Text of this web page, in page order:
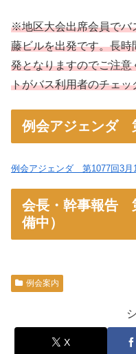
※地区大会出席会員でバ
藤ビルを出発です。長
発となりますのでご注
トがバス利用者のチェッ
例会アジェンダ
例会アジェンダ 第1077回3月
会長・幹事報告
備中）
例会案内
X